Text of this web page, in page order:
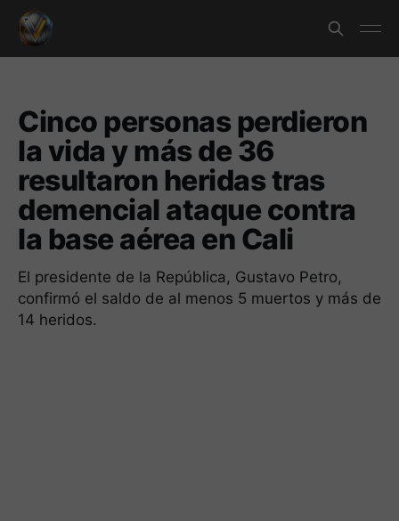
Cinco personas perdieron
la vida y más de 36
resultaron heridas tras
demencial ataque contra
la base aérea en Cali
El presidente de la República, Gustavo Petro,
confirmó el saldo de al menos 5 muertos y más de
14 heridos.